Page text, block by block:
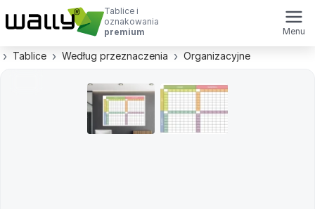
Tablice i
oznakowania
premium
Menu
Tablice Według przeznaczenia Organizacyjne